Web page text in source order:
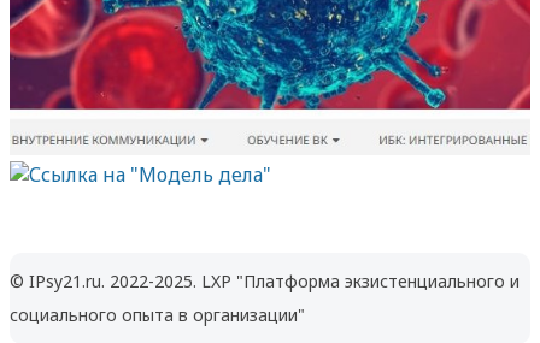
© IPsy21.ru. 2022-2025. LXP "Платформа экзистенциального и
социального опыта в организации"